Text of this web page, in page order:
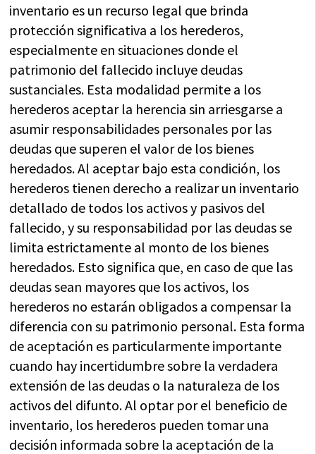
inventario es un recurso legal que brinda
protección significativa a los herederos,
especialmente en situaciones donde el
patrimonio del fallecido incluye deudas
sustanciales. Esta modalidad permite a los
herederos aceptar la herencia sin arriesgarse a
asumir responsabilidades personales por las
deudas que superen el valor de los bienes
heredados. Al aceptar bajo esta condición, los
herederos tienen derecho a realizar un inventario
detallado de todos los activos y pasivos del
fallecido, y su responsabilidad por las deudas se
limita estrictamente al monto de los bienes
heredados. Esto significa que, en caso de que las
deudas sean mayores que los activos, los
herederos no estarán obligados a compensar la
diferencia con su patrimonio personal. Esta forma
de aceptación es particularmente importante
cuando hay incertidumbre sobre la verdadera
extensión de las deudas o la naturaleza de los
activos del difunto. Al optar por el beneficio de
inventario, los herederos pueden tomar una
decisión informada sobre la aceptación de la